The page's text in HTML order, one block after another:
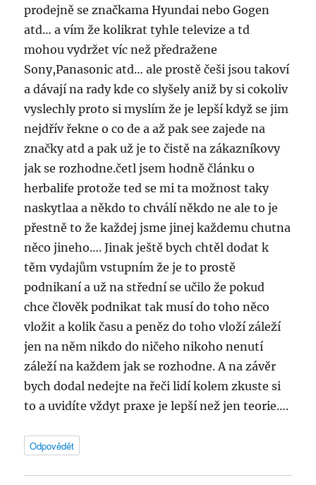
prodejně se značkama Hyundai nebo Gogen
atd… a vím že kolikrat tyhle televize a td
mohou vydržet víc než předražene
Sony,Panasonic atd… ale prostě češi jsou takoví
a dávají na rady kde co slyšely aniž by si cokoliv
vyslechly proto si myslím že je lepší když se jim
nejdřív řekne o co de a až pak see zajede na
značky atd a pak už je to čistě na zákazníkovy
jak se rozhodne.četl jsem hodně článku o
herbalife protože ted se mi ta možnost taky
naskytlaa a někdo to chválí někdo ne ale to je
přestně to že každej jsme jinej každemu chutna
něco jineho…. Jinak ještě bych chtěl dodat k
těm vydajům vstupním že je to prostě
podnikaní a už na střední se učilo že pokud
chce člověk podnikat tak musí do toho něco
vložit a kolik času a peněz do toho vloží záleží
jen na něm nikdo do ničeho nikoho nenutí
záleží na každem jak se rozhodne. A na závěr
bych dodal nedejte na řeči lidí kolem zkuste si
to a uvidíte vždyt praxe je lepší než jen teorie….
Odpovědět